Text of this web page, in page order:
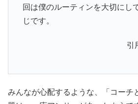
回は僕のルーティンを大切にし
じです。
引
みんなが心配するような、「コーチ